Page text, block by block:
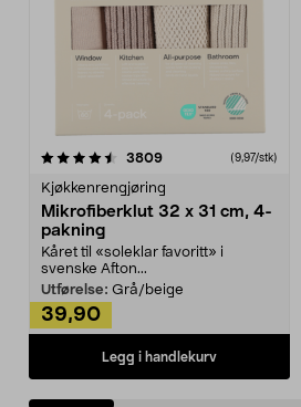
3809anmeldelser(9,97/stk)
Kjøkkenrengjøring
Mikrofiberklut 32 x 31 cm, 4-
pakning
Kåret til «soleklar favoritt» i
svenske Afton...
Utførelse: Grå/beige
39,90
Legg i handlekurv
4.5av 5 stjerner